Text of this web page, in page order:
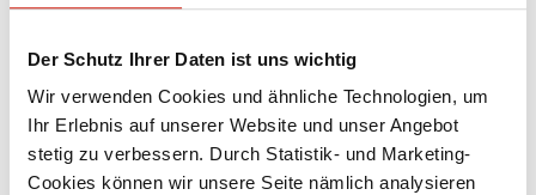
Der Schutz Ihrer Daten ist uns wichtig
Wir verwenden Cookies und ähnliche Technologien, um
Ihr Erlebnis auf unserer Website und unser Angebot
stetig zu verbessern. Durch Statistik- und Marketing-
Cookies können wir unsere Seite nämlich analysieren
aus stabilem Blech mit einer
umgekanteten Führungsleiste
pneumatisch betätigt,
Druckluftanschluss Steuerspannung 24 V
DC Datenblatt*inklusive zwei Nippel, lose
beigelegt
225,00 €